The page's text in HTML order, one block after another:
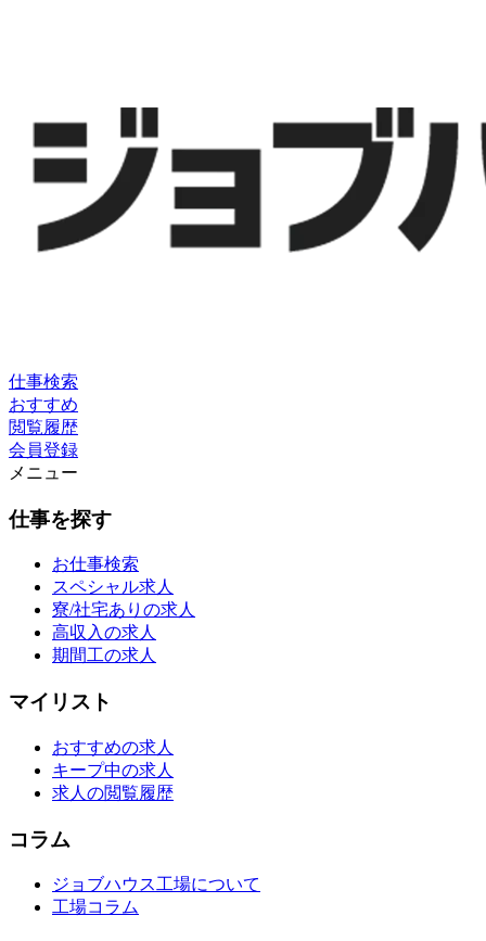
仕事検索
おすすめ
閲覧履歴
会員登録
メニュー
仕事を探す
お仕事検索
スペシャル求人
寮/社宅ありの求人
高収入の求人
期間工の求人
マイリスト
おすすめの求人
キープ中の求人
求人の閲覧履歴
コラム
ジョブハウス工場について
工場コラム